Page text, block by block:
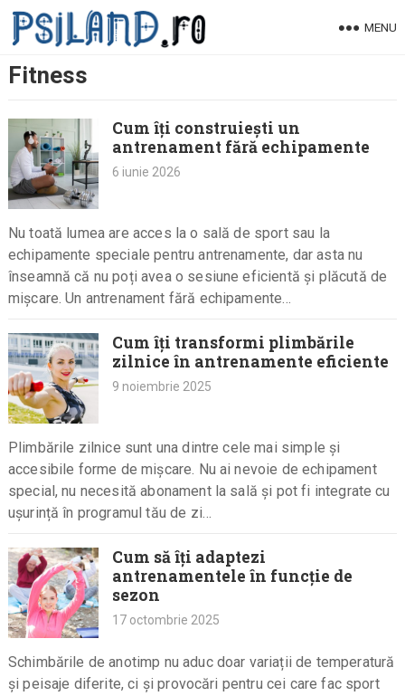
Skip
MENU
Fitness
Cum îți construiești un
antrenament fără echipamente
6 iunie 2026
Nu toată lumea are acces la o sală de sport sau la
echipamente speciale pentru antrenamente, dar asta nu
înseamnă că nu poți avea o sesiune eficientă și plăcută de
mișcare. Un antrenament fără echipamente…
Cum îți transformi plimbările
zilnice în antrenamente eficiente
9 noiembrie 2025
Plimbările zilnice sunt una dintre cele mai simple și
accesibile forme de mișcare. Nu ai nevoie de echipament
special, nu necesită abonament la sală și pot fi integrate cu
ușurință în programul tău de zi…
Cum să îți adaptezi
antrenamentele în funcție de
sezon
17 octombrie 2025
Schimbările de anotimp nu aduc doar variații de temperatură
și peisaje diferite, ci și provocări pentru cei care fac sport